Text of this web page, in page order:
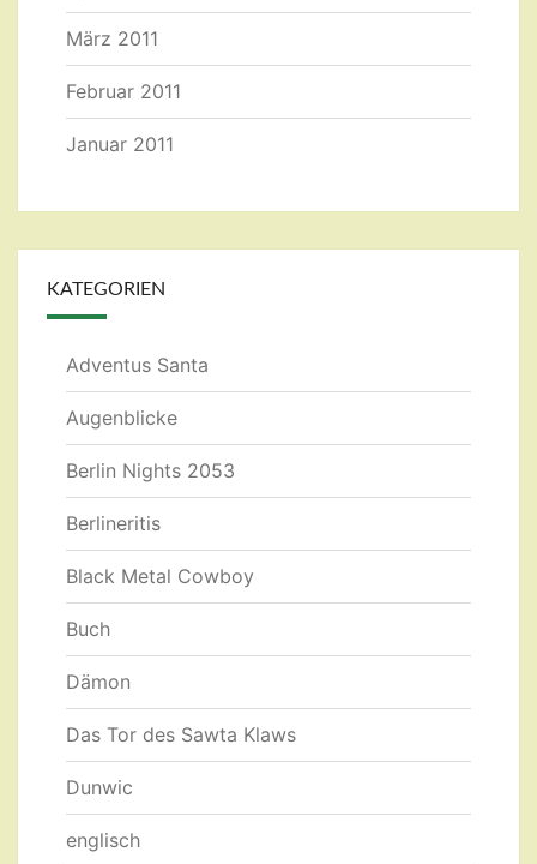
März 2011
Februar 2011
Januar 2011
KATEGORIEN
Adventus Santa
Augenblicke
Berlin Nights 2053
Berlineritis
Black Metal Cowboy
Buch
Dämon
Das Tor des Sawta Klaws
Dunwic
englisch